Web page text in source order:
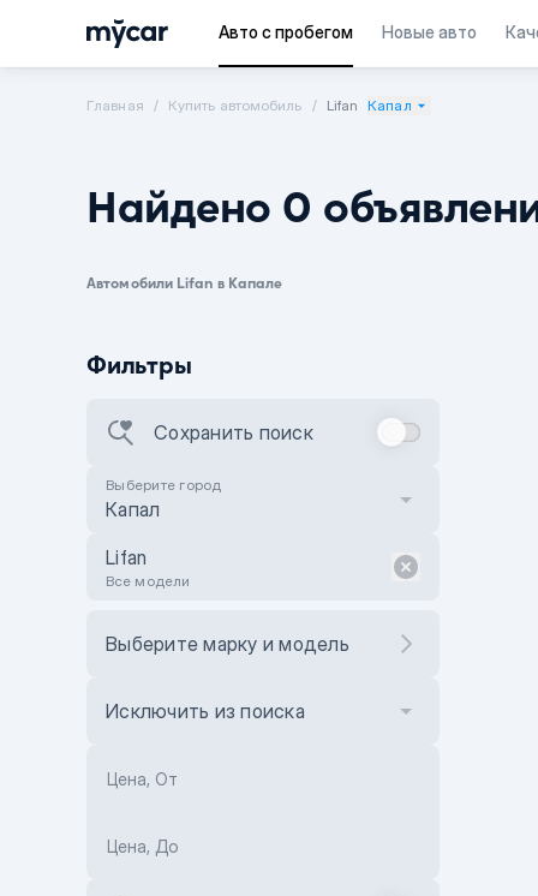
Авто с пробегом Новые авто
Главная Купить автомобиль Lifan Капал
Найдено 0
Автомобили Lifan в Капале
Фильтры
Сохранить поиск
Выберите город
Капал
Lifan
Все модели
Выберите марку и модель
Исключить из поиска
Цена, От
Цена, До